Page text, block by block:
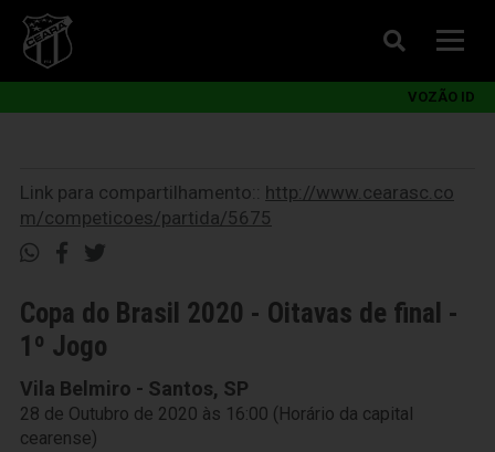
VOZÃO ID
Link para compartilhamento:: http://www.cearasc.co
m/competicoes/partida/5675
Copa do Brasil 2020 - Oitavas de final -
1º Jogo
Vila Belmiro - Santos, SP
28 de Outubro de 2020 às 16:00 (Horário da capital
cearense)